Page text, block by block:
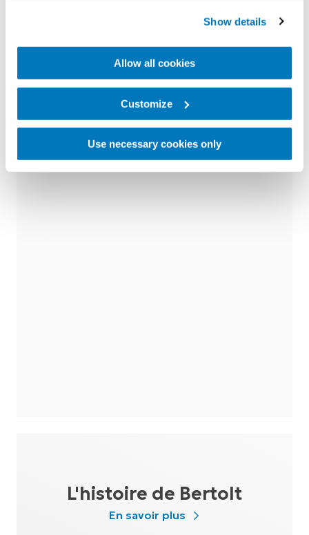
Show details
Allow all cookies
Customize
Use necessary cookies only
L'histoire de Bertolt
En savoir plus